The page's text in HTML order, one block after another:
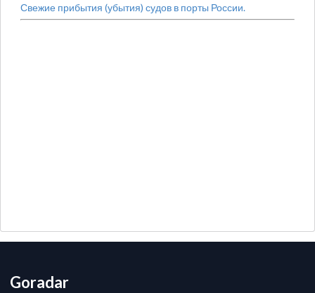
Свежие прибытия (убытия) судов в порты России.
Goradar